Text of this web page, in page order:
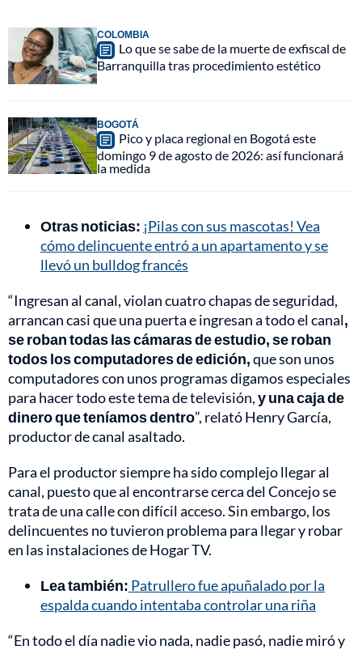
COLOMBIA
Lo que se sabe de la muerte de exfiscal de
Barranquilla tras procedimiento estético
BOGOTÁ
Pico y placa regional en Bogotá este
domingo 9 de agosto de 2026: así funcionará
la medida
Otras noticias: ¡Pilas con sus mascotas! Vea
cómo delincuente entró a un apartamento y se
llevó un bulldog francés
“Ingresan al canal, violan cuatro chapas de seguridad,
arrancan casi que una puerta e ingresan a todo el canal,
se roban todas las cámaras de estudio, se roban
todos los computadores de edición,que son unos
computadores con unos programas digamos especiales
para hacer todo este tema de televisión,y una caja de
dinero que teníamos dentro”, relató Henry García,
productor de canal asaltado.
Para el productor siempre ha sido complejo llegar al
canal, puesto que al encontrarse cerca del Concejo se
trata de una calle con difícil acceso. Sin embargo, los
delincuentes no tuvieron problema para llegar y robar
en las instalaciones de Hogar TV.
Lea también: Patrullero fue apuñalado por la
espalda cuando intentaba controlar una riña
“En todo el día nadie vio nada, nadie pasó, nadie miró y